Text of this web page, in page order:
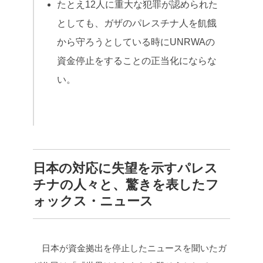
たとえ12人に重大な犯罪が認められた
としても、ガザのパレスチナ人を飢餓
から守ろうとしている時にUNRWAの
資金停止をすることの正当化にならな
い。
日本の対応に失望を示すパレス
チナの人々と、驚きを表したフ
ォックス・ニュース
日本が資金拠出を停止したニュースを聞いたガ